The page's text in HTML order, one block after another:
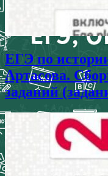
ЕГЭ по
Артасова.
заданий